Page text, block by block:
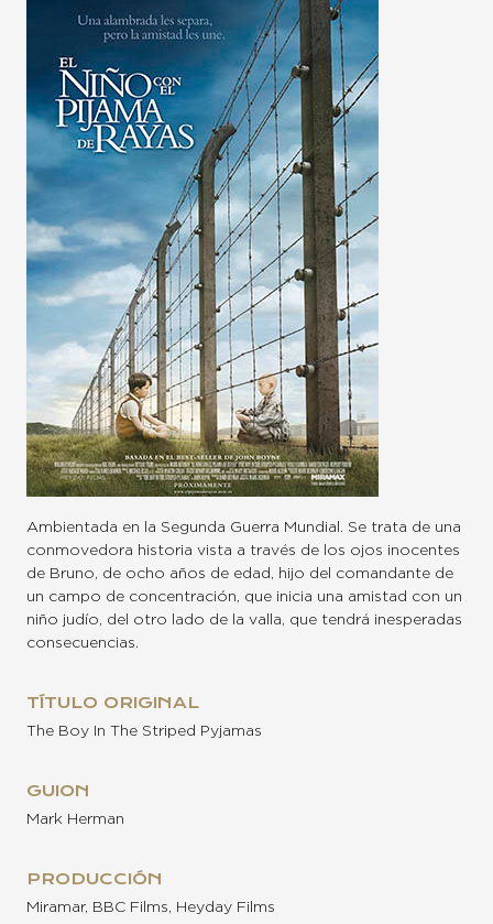
Ambientada en la Segunda Guerra Mundial. Se trata de una
conmovedora historia vista a través de los ojos inocentes
de Bruno, de ocho años de edad, hijo del comandante de
un campo de concentración, que inicia una amistad con un
niño judío, del otro lado de la valla, que tendrá inesperadas
consecuencias.
TÍTULO ORIGINAL
The Boy In The Striped Pyjamas
GUION
Mark Herman
PRODUCCIÓN
Miramar, BBC Films, Heyday Films